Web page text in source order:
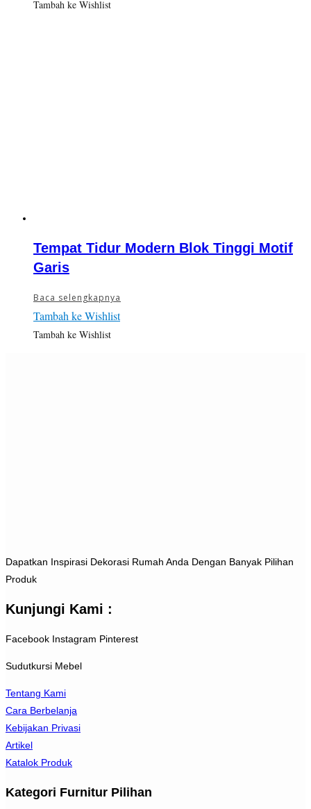
Tambah ke Wishlist
Tempat Tidur Modern Blok Tinggi Motif
Garis
Baca selengkapnya
Tambah ke Wishlist
Tambah ke Wishlist
Dapatkan Inspirasi Dekorasi Rumah Anda Dengan Banyak Pilihan
Produk
Kunjungi Kami :
Facebook Instagram Pinterest
Sudutkursi Mebel
Tentang Kami
Cara Berbelanja
Kebijakan Privasi
Artikel
Katalok Produk
Kategori Furnitur Pilihan